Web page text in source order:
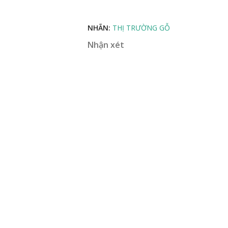
NHÃN: THỊ TRƯỜNG GỖ
Nhận xét